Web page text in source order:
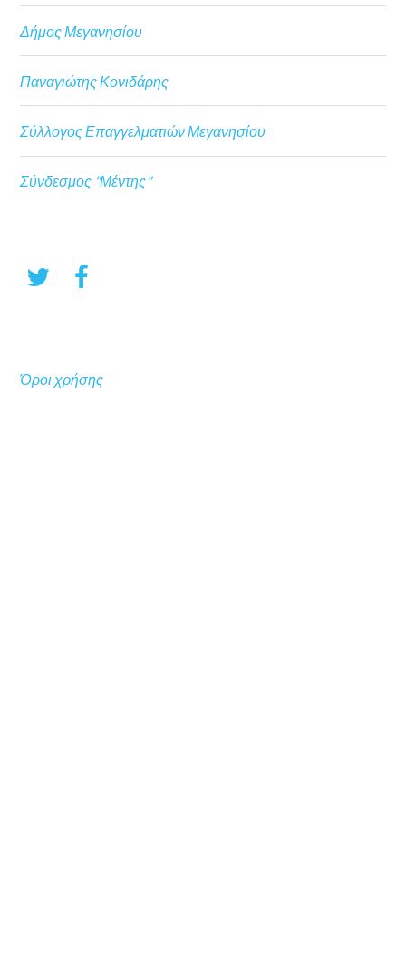
Δήμος Μεγανησίου
Παναγιώτης Κονιδάρης
Σύλλογος Επαγγελματιών Μεγανησίου
Σύνδεσμος "Μέντης"
Όροι χρήσης